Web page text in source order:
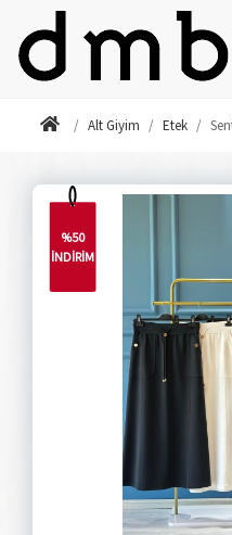
Alt Giyim Etek
%50
İNDİRİM